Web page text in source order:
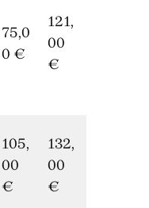
75,0
0 €
121,
00
€
105,
00
€
132,
00
€